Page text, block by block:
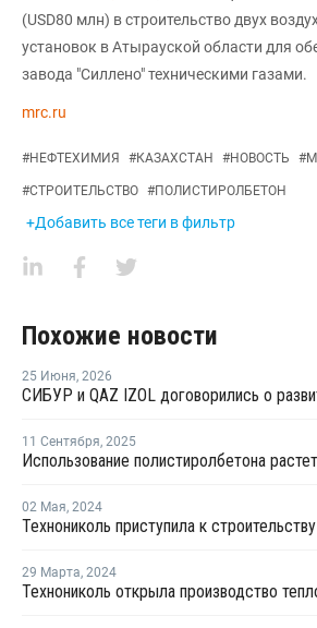
(USD80 млн) в строительство двух
установок в Атырауской области для
завода "Силлено" техническими газами.
mrc.ru
#НЕФТЕХИМИЯ #КАЗАХСТАН #НОВОСТЬ #
#СТРОИТЕЛЬСТВО #ПОЛИСТИРОЛБЕТОН
+Добавить все теги в фильтр
Похожие новости
25 Июня, 2026
11 Сентября, 2025
02 Мая, 2024
Технониколь приступила к
29 Марта, 2024